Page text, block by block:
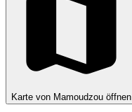
Karte von Mamoudzou öffnen